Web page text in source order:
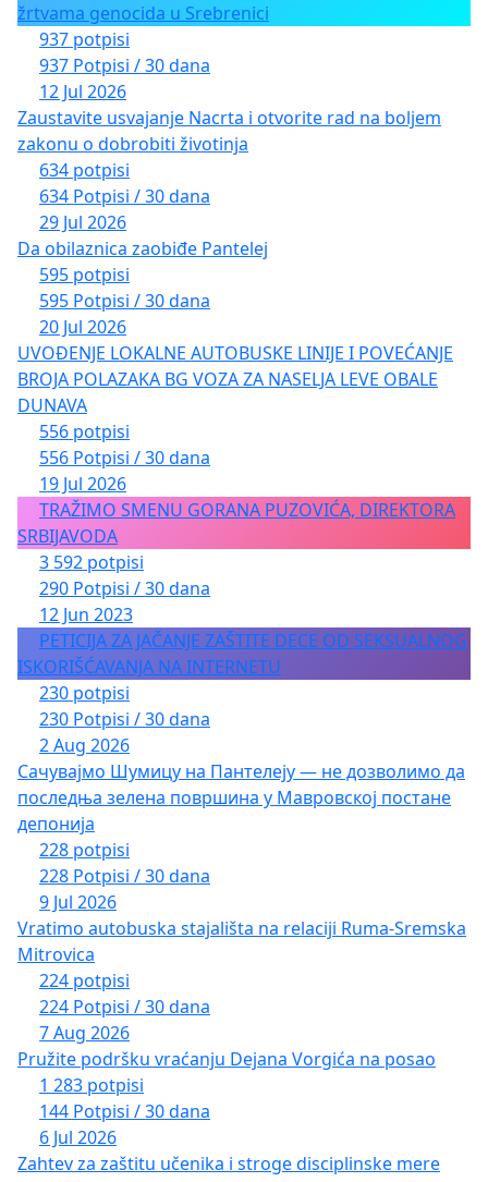
žrtvama genocida u Srebrenici
937 potpisi
937 Potpisi / 30 dana
12 Jul 2026
Zaustavite usvajanje Nacrta i otvorite rad na boljem
zakonu o dobrobiti životinja
634 potpisi
634 Potpisi / 30 dana
29 Jul 2026
Da obilaznica zaobiđe Pantelej
595 potpisi
595 Potpisi / 30 dana
20 Jul 2026
UVOĐENJE LOKALNE AUTOBUSKE LINIJE I POVEĆANJE
BROJA POLAZAKA BG VOZA ZA NASELJA LEVE OBALE
DUNAVA
556 potpisi
556 Potpisi / 30 dana
19 Jul 2026
TRAŽIMO SMENU GORANA PUZOVIĆA, DIREKTORA
SRBIJAVODA
3 592 potpisi
290 Potpisi / 30 dana
12 Jun 2023
PETICIJA ZA JAČANJE ZAŠTITE DECE OD SEKSUALNOG
ISKORIŠĆAVANJA NA INTERNETU
230 potpisi
230 Potpisi / 30 dana
2 Aug 2026
Сачувајмо Шумицу на Пантелеју — не дозволимо да
последња зелена површина у Мавровској постане
депонија
228 potpisi
228 Potpisi / 30 dana
9 Jul 2026
Vratimo autobuska stajališta na relaciji Ruma-Sremska
Mitrovica
224 potpisi
224 Potpisi / 30 dana
7 Aug 2026
Pružite podršku vraćanju Dejana Vorgića na posao
1 283 potpisi
144 Potpisi / 30 dana
6 Jul 2026
Zahtev za zaštitu učenika i stroge disciplinske mere